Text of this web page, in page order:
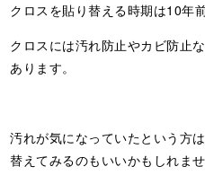
クロスを貼り替える時期は10年
クロスには汚れ防止やカビ防止
あります。
汚れが気になっていたという方
替えてみるのもいいかもしれませ